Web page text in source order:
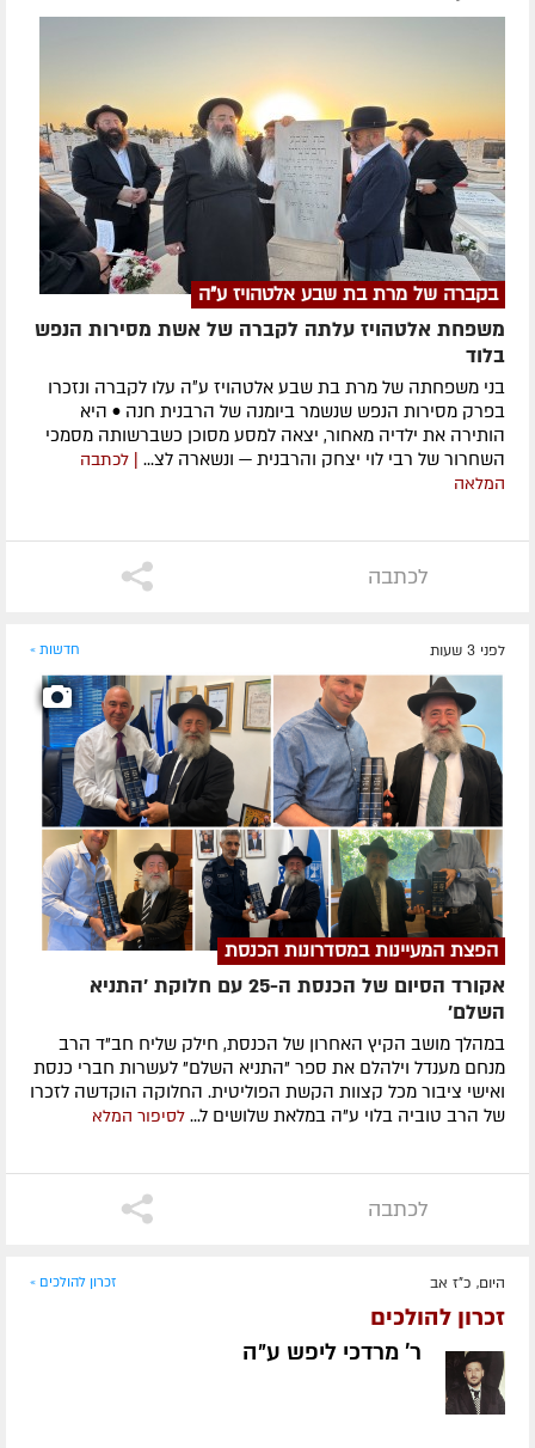
בקברה של מרת בת שבע אלטהויז ע"ה
משפחת אלטהויז עלתה לקברה של אשת מסירות הנפש
בלוד
בני משפחתה של מרת בת שבע אלטהויז ע״ה עלו לקברה ונזכרו
בפרק מסירות הנפש שנשמר ביומנה של הרבנית חנה • היא
הותירה את ילדיה מאחור, יצאה למסע מסוכן כשברשותה מסמכי
השחרור של רבי לוי יצחק והרבנית — ונשארה לצ...
| לכתבה
המלאה
לכתבה
לפני 3 שעות חדשות »
הפצת המעיינות במסדרונות הכנסת
אקורד הסיום של הכנסת ה-25 עם חלוקת 'התניא
השלם'
במהלך מושב הקיץ האחרון של הכנסת, חילק שליח חב"ד הרב
מנחם מענדל וילהלם את ספר "התניא השלם" לעשרות חברי כנסת
ואישי ציבור מכל קצוות הקשת הפוליטית. החלוקה הוקדשה לזכרו
של הרב טוביה בלוי ע"ה במלאת שלושים ל... לסיפור המלא
לכתבה
היום, כ"ז אב זכרון להולכים »
זכרון להולכים
ר' מרדכי ליפש ע״ה